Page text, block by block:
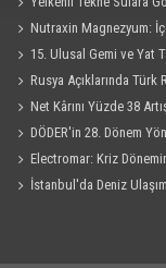
Nutraxin Magnezyum:
15. Ulusal Gemi ve Yat
Uzatıldı
Rusya Açıklarında Türk
Net Kârını Yüzde 38
DÖDER'in 28. Dönem
Electromar: Kriz
İstanbul'da Deniz